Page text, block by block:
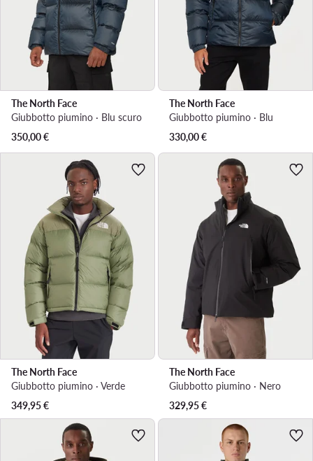
The North Face
Giubbotto piumino · Blu scuro
350,00€
The North Face
Giubbotto piumino · Blu
330,00€
The North Face
Giubbotto piumino · Verde
349,95€
The North Face
Giubbotto piumino · Nero
329,95€